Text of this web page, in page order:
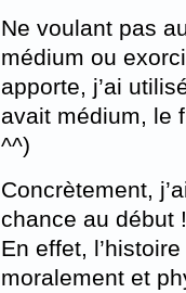
Ne voulant pas
médium ou
apporte, j’ai
avait médium, le
^^)
Concrètement,
chance au début !
En effet,
moralement et